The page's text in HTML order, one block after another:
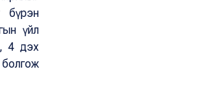
бүрэн
үйл
4 дэх
болгож